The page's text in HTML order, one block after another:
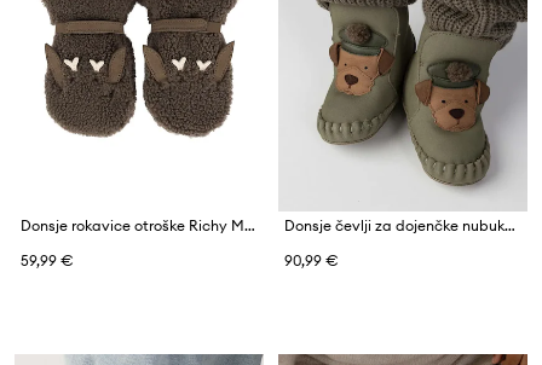
Donsje rokavice otroške Richy Mittens Stag
59,99 €
Donsje čevlji za dojenčke nubukovni Junus Booties Terrier
90,99 €